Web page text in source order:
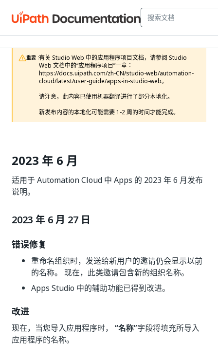
重要 :有关 Studio Web 中的应用程序项目文档，请参阅 Studio
Web 文档中的“应用程序项目”一章：
https://docs.uipath.com/zh-CN/studio-web/automation-
cloud/latest/user-guide/apps-in-studio-web。
请注意，此内容已使用机器翻译进行了部分本地化。
新发布内容的本地化可能需要 1-2 周的时间才能完成。
2023 年 6 月
适用于 Automation Cloud 中 Apps 的 2023 年 6 月发布
说明。
2023 年 6 月 27 日
错误修复
重命名组织时，发送给新用户的邀请仍会显示以前
的名称。 现在，此类邀请包含新的组织名称。
Apps Studio 中的辅助功能已得到改进。
改进
现在，当您导入应用程序时， “名称”字段将填充所导入
应用程序的名称。